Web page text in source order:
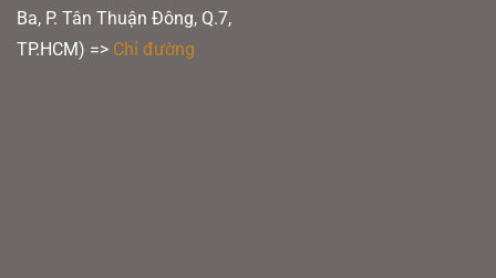
Ba, P. Tân Thuận Đông, Q.7,
TP.HCM) => Chỉ đường